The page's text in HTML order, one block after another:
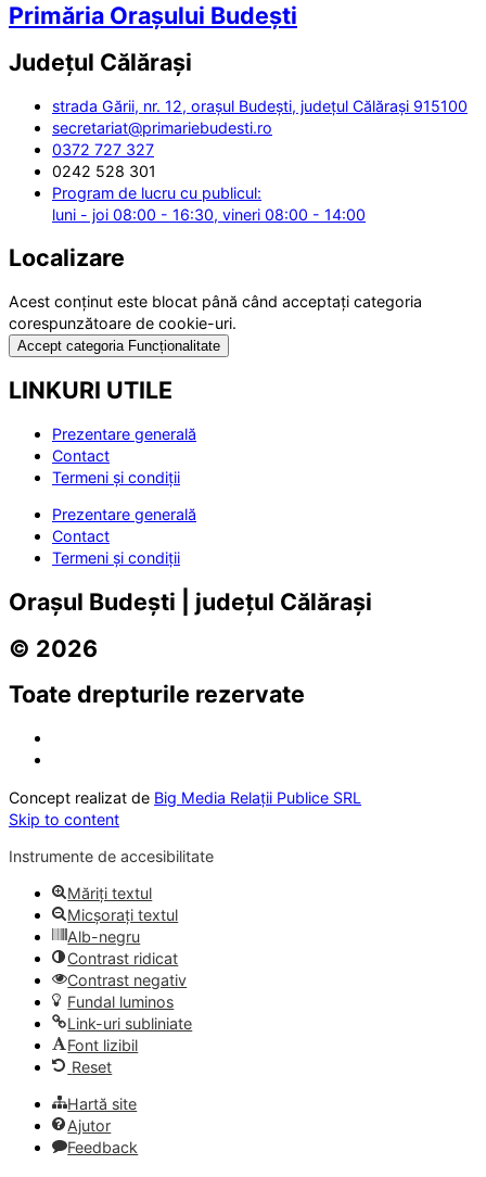
Primăria Orașului Budești
Județul Călărași
strada Gării, nr. 12, orașul Budești, județul Călărași 915100
secretariat@primariebudesti.ro
0372 727 327
0242 528 301
Program de lucru cu publicul:
luni - joi 08:00 - 16:30, vineri 08:00 - 14:00
Localizare
Acest conținut este blocat până când acceptați categoria
corespunzătoare de cookie-uri.
Accept categoria Funcționalitate
LINKURI UTILE
Prezentare generală
Contact
Termeni și condiții
Prezentare generală
Contact
Termeni și condiții
Orașul Budești | județul Călărași
© 2026
Toate drepturile rezervate
Concept realizat de Big Media Relații Publice SRL
Skip to content
Instrumente de accesibilitate
Măriți textul
Micșorați textul
Alb-negru
Contrast ridicat
Contrast negativ
Fundal luminos
Link-uri subliniate
Font lizibil
Reset
Hartă site
Ajutor
Feedback